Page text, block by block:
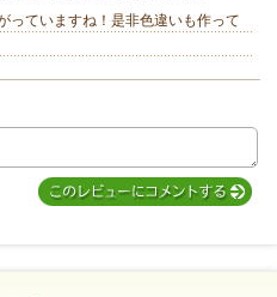
っていますね！是非色違いも作って